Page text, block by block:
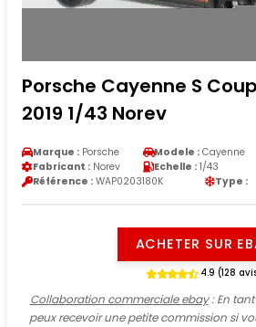
Porsche Cayenne S
2019 1/43 Norev
Marque : Porsche Modele : Cayenne
Fabricant : Norev Echelle : 1/43
Référence : WAP0203180K Type :
ACHETER SUR
4.9 (128
Collaboration commerciale ebay: En tant
peux recevoir une petite commission si